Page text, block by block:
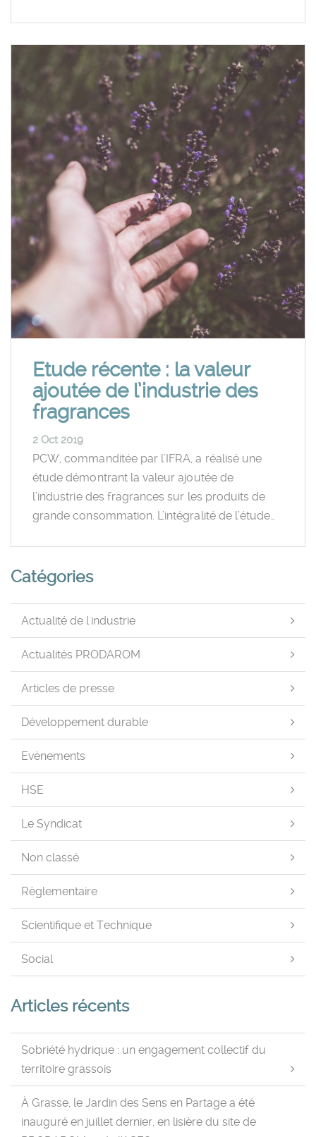
Etude récente : la valeur
ajoutée de l’industrie des
fragrances
2 Oct 2019
PCW, commanditée par l’IFRA, a réalisé une
étude démontrant la valeur ajoutée de
l’industrie des fragrances sur les produits de
grande consommation. L’intégralité de l’étude…
Catégories
Actualité de l'industrie
Actualités PRODAROM
Articles de presse
Développement durable
Evènements
HSE
Le Syndicat
Non classé
Règlementaire
Scientifique et Technique
Social
Articles récents
Sobriété hydrique : un engagement collectif du
territoire grassois
À Grasse, le Jardin des Sens en Partage a été
inauguré en juillet dernier, en lisière du site de